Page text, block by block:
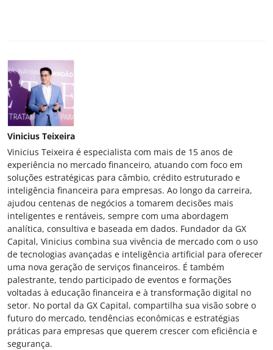
Vinicius Teixeira
Vinicius Teixeira é especialista com mais de 15 anos de
experiência no mercado financeiro, atuando com foco em
soluções estratégicas para câmbio, crédito estruturado e
inteligência financeira para empresas. Ao longo da carreira,
ajudou centenas de negócios a tomarem decisões mais
inteligentes e rentáveis, sempre com uma abordagem
analítica, consultiva e baseada em dados. Fundador da GX
Capital, Vinicius combina sua vivência de mercado com o uso
de tecnologias avançadas e inteligência artificial para oferecer
uma nova geração de serviços financeiros. É também
palestrante, tendo participado de eventos e formações
voltadas à educação financeira e à transformação digital no
setor. No portal da GX Capital, compartilha sua visão sobre o
futuro do mercado, tendências econômicas e estratégias
práticas para empresas que querem crescer com eficiência e
segurança.